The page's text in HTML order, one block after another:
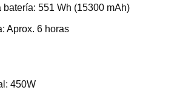
551 Wh (15300 mAh)
Aprox. 6 horas
450W